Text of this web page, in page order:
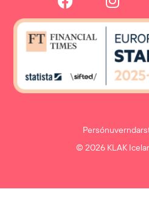
© 2026 KLAK